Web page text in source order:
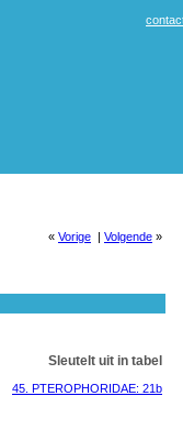
« Vorige | Volgende »
Sleutelt uit in tabel
45. PTEROPHORIDAE: 21b